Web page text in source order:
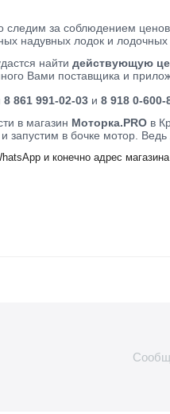
следим за соблюдением
надувных лодок и
найти действующую
Вами поставщика и
8 861 991-02-03 и 8 918 0-600-
в магазин Моторка.PRO в
запустим в бочке мотор.
и конечно адрес